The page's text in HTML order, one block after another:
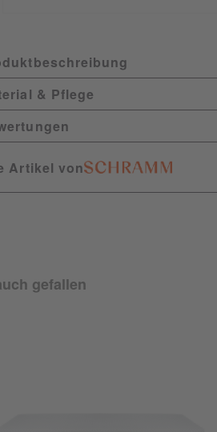
& Pflege
Artikel von
gefallen